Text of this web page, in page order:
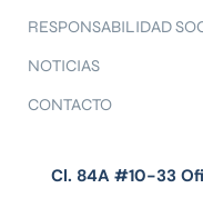
RESPONSABILIDAD
NOTICIAS
CONTACTO
Cl. 84A #10-33